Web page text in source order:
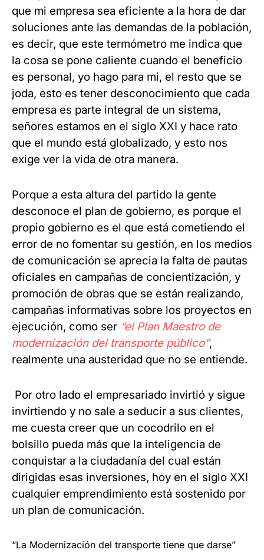
que mi empresa sea eficiente a la hora de dar
soluciones ante las demandas de la población,
es decir, que este termómetro me indica que
la cosa se pone caliente cuando el beneficio
es personal, yo hago para mi, el resto que se
joda, esto es tener desconocimiento que cada
empresa es parte integral de un sistema,
señores estamos en el siglo XXI y hace rato
que el mundo está globalizado, y esto nos
exige ver la vida de otra manera.
Porque a esta altura del partido la gente
desconoce el plan de gobierno, es porque el
propio gobierno es el que está cometiendo el
error de no fomentar su gestión, en los medios
de comunicación se aprecia la falta de pautas
oficiales en campañas de concientización, y
promoción de obras que se están realizando,
campañas informativas sobre los proyectos en
ejecución, como ser “el Plan Maestro de
modernización del transporte público”,
realmente una austeridad que no se entiende.
Por otro lado el empresariado invirtió y sigue
invirtiendo y no sale a seducir a sus clientes,
me cuesta creer que un cocodrilo en el
bolsillo pueda más que la inteligencia de
conquistar a la ciudadanía del cual están
dirigidas esas inversiones, hoy en el siglo XXI
cualquier emprendimiento está sostenido por
un plan de comunicación.
“La Modernización del transporte tiene que darse”